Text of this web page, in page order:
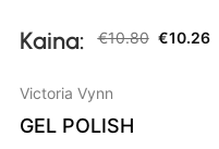
Kaina: €10.80 €10.26
Victoria Vynn
GEL POLISH